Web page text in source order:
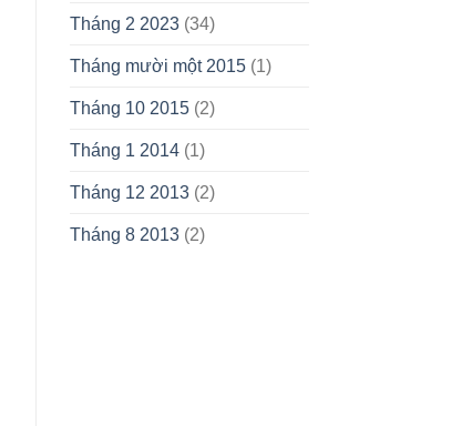
Tháng 2 2023(34)
Tháng mười một 2015(1)
Tháng 10 2015(2)
Tháng 1 2014(1)
Tháng 12 2013(2)
Tháng 8 2013(2)